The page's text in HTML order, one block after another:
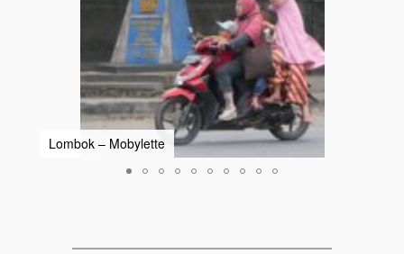
Lombok – Mobylette